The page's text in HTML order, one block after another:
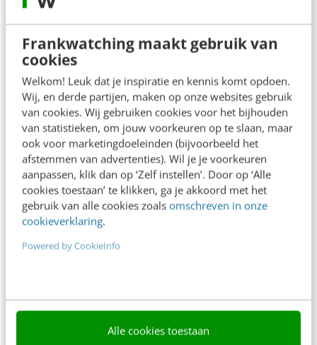
Frankwatching maakt gebruik van
cookies
Welkom! Leuk dat je inspiratie en kennis komt opdoen.
Wij, en derde partijen, maken op onze websites gebruik
van cookies. Wij gebruiken cookies voor het bijhouden
van statistieken, om jouw voorkeuren op te slaan, maar
ook voor marketingdoeleinden (bijvoorbeeld het
afstemmen van advertenties). Wil je je voorkeuren
aanpassen, klik dan op ‘Zelf instellen’. Door op ‘Alle
cookies toestaan’ te klikken, ga je akkoord met het
gebruik van alle cookies zoals omschreven in onze
cookieverklaring.
Powered by CookieInfo
Alle cookies toestaan
Frankwatching
Adverteren
Contact
Nieuwsbrieven
Over ons
Ons team
Werken bij
Whitepapers
Klantcontact & CX